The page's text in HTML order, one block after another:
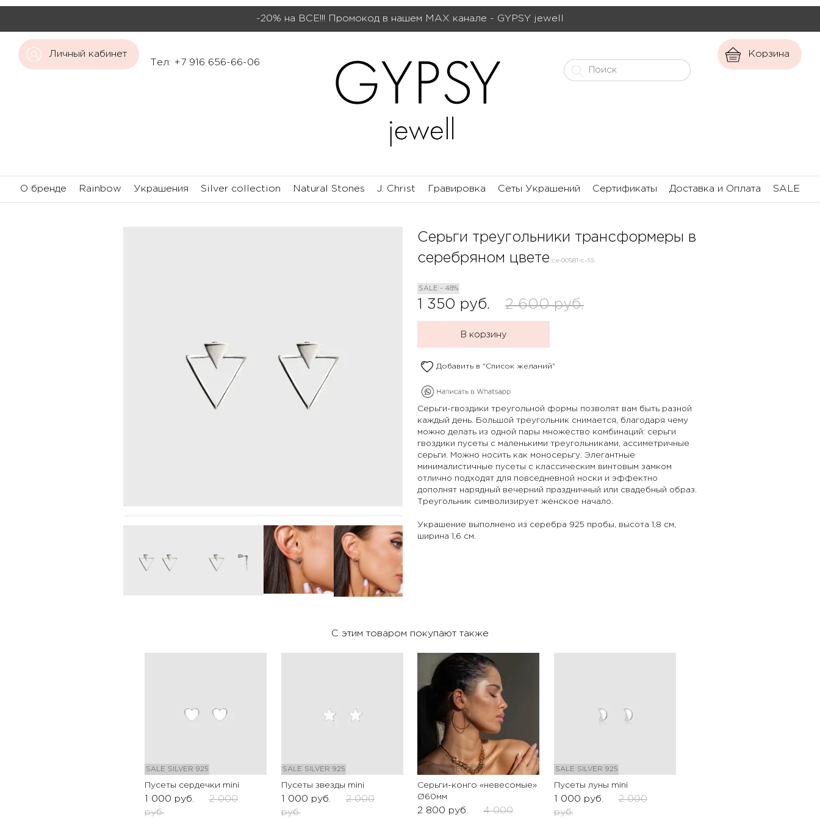
-20% на ВСЕ!!! Промокод в нашем МАХ канале - GYPSY jewell
Тел: +7 916 656-66-06
Корзина
О бренде Rainbow Украшения Silver collection Natural Stones J. Christ Гравировка Сеты Украшений Сертификаты Доставка и Оплата SALE
Серьги треугольники трансформеры в
серебряном цвете се-00581-с-SS
SALE - 48%
1 350 руб. 2 600 руб.
В корзину
Добавить в "Список желаний"
Серьги-гвоздики треугольной формы позволят вам быть разной
каждый день. Большой треугольник снимается, благодаря чему
можно делать из одной пары множество комбинаций: серьги
гвоздики пусеты с маленькими треугольниками, ассиметричные
серьги. Можно носить как моносерьгу. Элегантные
минималистичные пусеты с классическим винтовым замком
отлично подходят для повседневной носки и эффектно
дополнят нарядный вечерний праздничный или свадебный образ.
Треугольник символизирует женское начало.
Украшение выполнено из серебра 925 пробы, высота 1,8 см,
ширина 1,6 см.
С этим товаром покупают также
SALE SILVER 925
Пусеты сердечки mini
1 000 руб.
2 000
руб.
SALE SILVER 925
Пусеты звезды mini
1 000 руб.
2 000
руб.
SALE SILVER 925
Серьги-конго «невесомые»
Ø60мм
2 800 руб.
4 000
SALE SILVER 925
Пусеты луны mini
1 000 руб.
2 000
руб.
Личный кабинет